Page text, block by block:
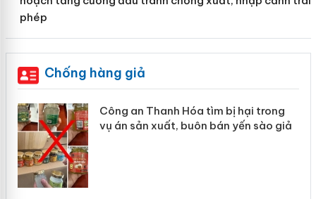
phép
Chống hàng giả
Công an Thanh Hóa tìm bị hại trong
vụ án sản xuất, buôn bán yến sào giả